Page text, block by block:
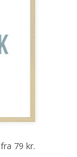
fra 79 kr.